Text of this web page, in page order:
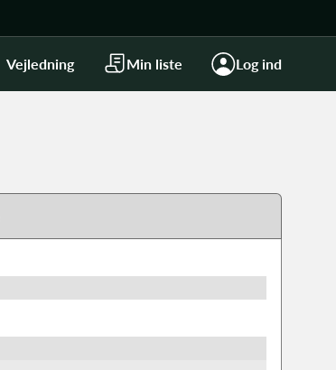
Vejledning Min liste Log ind